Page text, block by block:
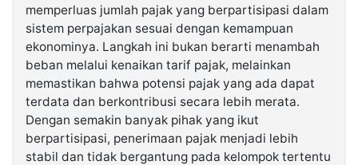
memperluas jumlah pajak yang berpartisipasi dalam
sistem perpajakan sesuai dengan kemampuan
ekonominya. Langkah ini bukan berarti menambah
beban melalui kenaikan tarif pajak, melainkan
memastikan bahwa potensi pajak yang ada dapat
terdata dan berkontribusi secara lebih merata.
Dengan semakin banyak pihak yang ikut
berpartisipasi, penerimaan pajak menjadi lebih
stabil dan tidak bergantung pada kelompok tertentu